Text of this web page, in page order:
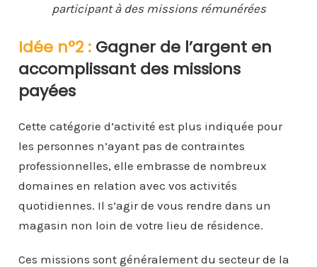
participant à des missions rémunérées
Idée n°2 :Gagner de l’argent en
accomplissant des missions
payées
Cette catégorie d’activité est plus indiquée pour
les personnes n’ayant pas de contraintes
professionnelles, elle embrasse de nombreux
domaines en relation avec vos activités
quotidiennes. Il s’agir de vous rendre dans un
magasin non loin de votre lieu de résidence.
Ces missions sont généralement du secteur de la